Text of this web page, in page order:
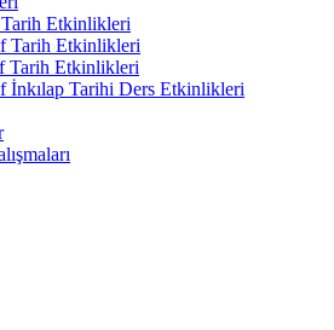
Tarih Etkinlikleri
Tarih Etkinlikleri
Tarih Etkinlikleri
İnkılap Tarihi Ders Etkinlikleri